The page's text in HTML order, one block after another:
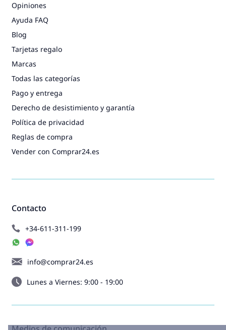
Contacto
+34-611-311-199
info@comprar24.es
Lunes a Viernes: 9:00 - 19:00
Opiniones
Ayuda FAQ
Blog
Tarjetas regalo
Marcas
Todas las categorías
Pago y entrega
Derecho de desistimiento y garantía
Política de privacidad
Reglas de compra
Vender con Comprar24.es